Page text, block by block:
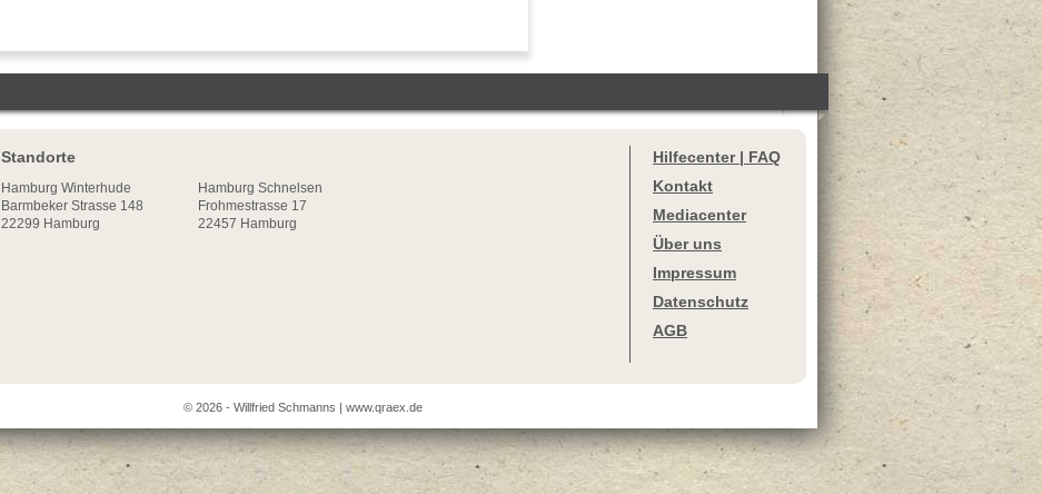
Standorte
Hamburg Winterhude
Barmbeker Strasse 148
22299 Hamburg
Hamburg Schnelsen
Frohmestrasse 17
22457 Hamburg
Hilfecenter | FAQ
Kontakt
Mediacenter
Über uns
Impressum
Datenschutz
AGB
© 2026 - Willfried Schmanns | www.qraex.de